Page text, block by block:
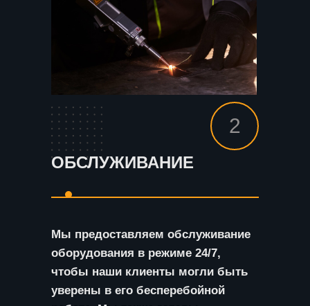
2
ОБСЛУЖИВАНИЕ
Мы предоставляем обслуживание
оборудования в режиме 24/7,
чтобы наши клиенты могли быть
уверены в его бесперебойной